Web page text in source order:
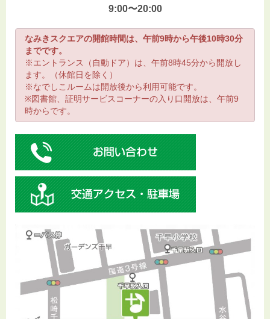
9:00〜20:00
なみきスクエアの開館時間は、午前9時から午後10時30分
までです。
※エントランス（自動ドア）は、午前8時45分から開放し
ます。（休館日を除く）
※なでしこルームは開放後から利用可能です。
※図書館、証明サービスコーナーの入り口開放は、午前9
時からです。